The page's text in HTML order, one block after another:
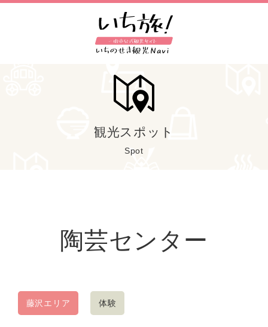
観光スポット
Spot
陶芸センター
藤沢エリア 体験